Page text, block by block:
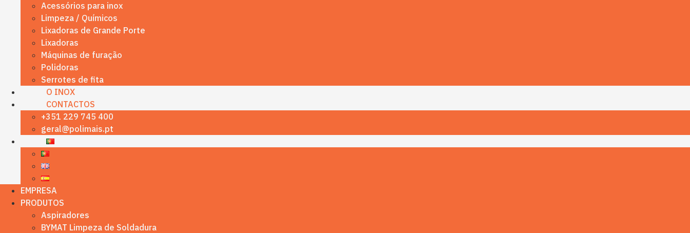
Acessórios para inox
Limpeza / Químicos
Lixadoras de Grande Porte
Lixadoras
Máquinas de furação
Polidoras
Serrotes de fita
O INOX
CONTACTOS
+351 229 745 400
geral@polimais.pt
EMPRESA
PRODUTOS
Aspiradores
BYMAT Limpeza de Soldadura